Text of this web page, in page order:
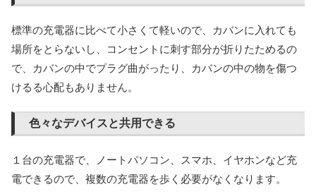
標準の充電器に比べて小さくて軽いので、カバンに入れても
場所をとらないし、コンセントに刺す部分が折りたためるの
で、カバンの中でプラグ曲がったり、カバンの中の物を傷つ
けるる心配もありません。
色々なデバイスと共用できる
１台の充電器で、ノートパソコン、スマホ、イヤホンなど充
電できるので、複数の充電器を歩く必要がなくなります。